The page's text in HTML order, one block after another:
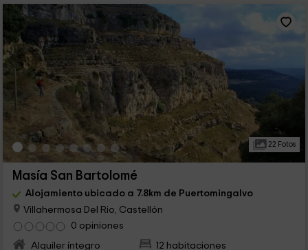
22 Fotos
Masía San Bartolomé
Alojamiento ubicado a 7.8km de Puertomingalvo
Villahermosa Del Rio, Castellón
0 opiniones
Alquiler íntegro
12 habitaciones